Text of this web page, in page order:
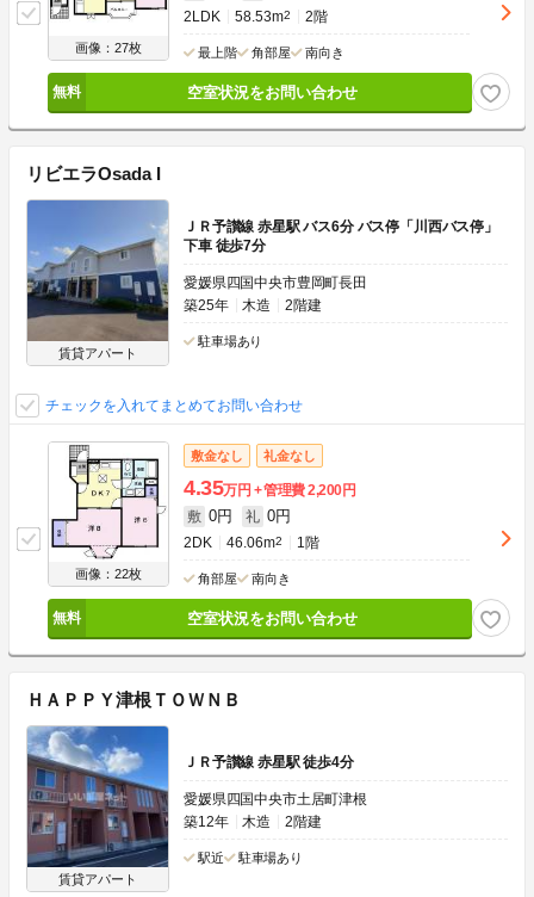
画像：27枚
2LDK 58.53m2 2階
最上階 角部屋 南向き
空室状況をお問い合わせ
リビエラOsada I
賃貸アパート
ＪＲ予讃線 赤星駅 バス6分 バス停「川西バス停」
下車 徒歩7分
愛媛県四国中央市豊岡町長田
築25年
木造 2階建
駐車場あり
チェックを入れてまとめてお問い合わせ
画像：22枚
敷金なし 礼金なし
4.35万円 管理費2,200円
敷 0円 礼 0円
2DK 46.06m2 1階
角部屋 南向き
空室状況をお問い合わせ
ＨＡＰＰＹ津根ＴＯＷＮＢ
賃貸アパート
ＪＲ予讃線 赤星駅 徒歩4分
愛媛県四国中央市土居町津根
築12年
木造 2階建
駅近 駐車場あり